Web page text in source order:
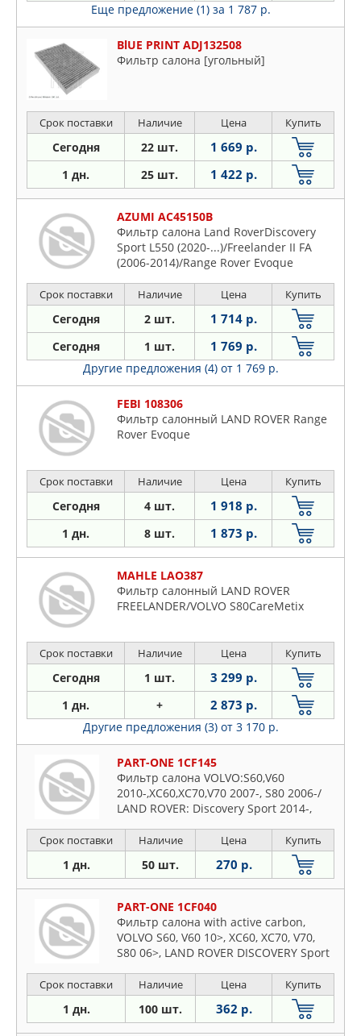
Еще предложение (1) за 1 787 р.
BlUE PRINT ADJ132508
Фильтр салона [угольный]
Срок поставки Наличие Цена Купить
Сегодня 22 шт. 1 669 р.
1 дн. 25 шт. 1 422 р.
AZUMI AC45150B
Фильтр салона Land RoverDiscovery
Sport L550 (2020-...)/Freelander II FA
(2006-2014)/Range Rover Evoque
FS (2010-...)/S80 /AS
Срок поставки Наличие Цена Купить
Сегодня 2 шт. 1 714 р.
Сегодня 1 шт. 1 769 р.
Другие предложения (4) от 1 769 р.
FEBI 108306
Фильтр салонный LAND ROVER Range
Rover Evoque
Срок поставки Наличие Цена Купить
Сегодня 4 шт. 1 918 р.
1 дн. 8 шт. 1 873 р.
MAHLE LAO387
Фильтр салонный LAND ROVER
FREELANDER/VOLVO S80CareMetix
Срок поставки Наличие Цена Купить
Сегодня 1 шт. 3 299 р.
1 дн. + 2 873 р.
Другие предложения (3) от 3 170 р.
PART-ONE 1CF145
Фильтр салона VOLVO:S60,V60
2010-,XC60,XC70,V70 2007-, S80 2006-/
LAND ROVER: Discovery Sport 2014-,
2011-
Срок поставки Наличие Цена Купить
1 дн. 50 шт. 270 р.
PART-ONE 1CF040
Фильтр салона with active carbon,
VOLVO S60, V60 10>, XC60, XC70, V70,
S80 06>, LAND ROVER DISCOVERY Sport
280x195x33
Срок поставки Наличие Цена Купить
1 дн. 100 шт. 362 р.